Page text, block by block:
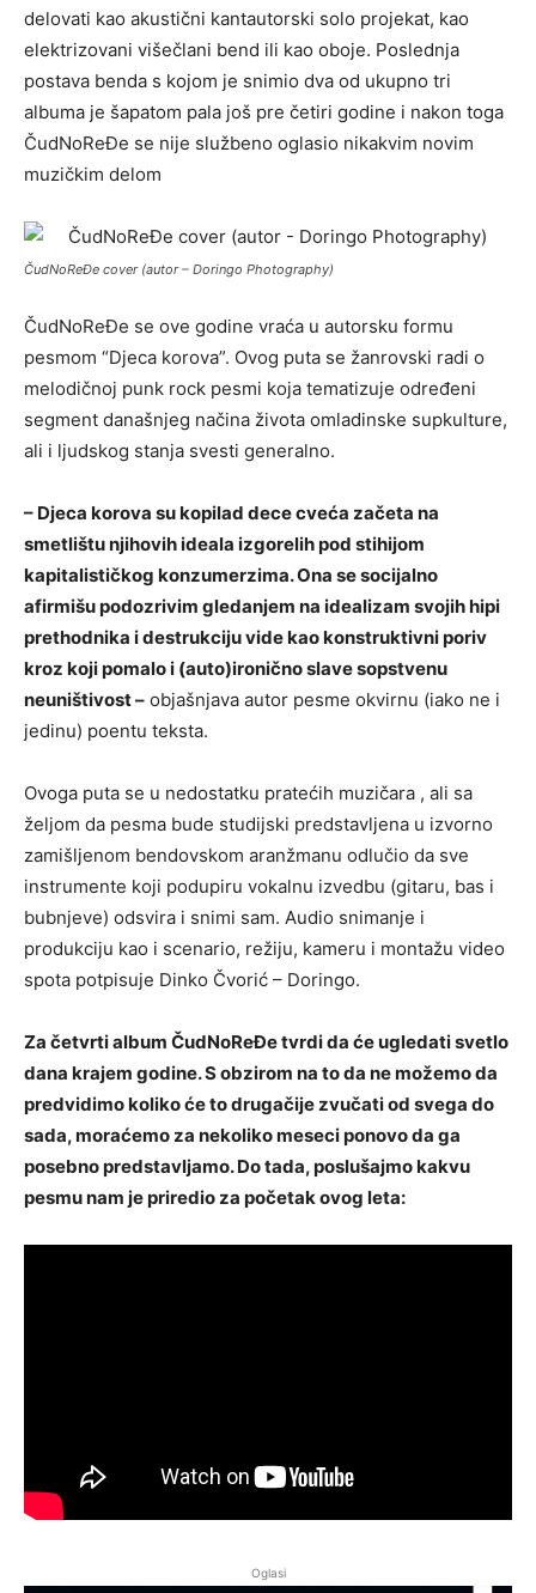
delovati kao akustični kantautorski solo projekat, kao
elektrizovani višečlani bend ili kao oboje. Poslednja
postava benda s kojom je snimio dva od ukupno tri
albuma je šapatom pala još pre četiri godine i nakon toga
ČudNoReĐe se nije službeno oglasio nikakvim novim
muzičkim delom
ČudNoReĐe cover (autor – Doringo Photography)
ČudNoReĐe se ove godine vraća u autorsku formu
pesmom “Djeca korova”. Ovog puta se žanrovski radi o
melodičnoj punk rock pesmi koja tematizuje određeni
segment današnjeg načina života omladinske supkulture,
ali i ljudskog stanja svesti generalno.
– Djeca korova su kopilad dece cveća začeta na
smetlištu njihovih ideala izgorelih pod stihijom
kapitalističkog konzumerzima. Ona se socijalno
afirmišu podozrivim gledanjem na idealizam svojih hipi
prethodnika i destrukciju vide kao konstruktivni poriv
kroz koji pomalo i (auto)ironično slave sopstvenu
neuništivost – objašnjava autor pesme okvirnu (iako ne i
jedinu) poentu teksta.
Ovoga puta se u nedostatku pratećih muzičara , ali sa
željom da pesma bude studijski predstavljena u izvorno
zamišljenom bendovskom aranžmanu odlučio da sve
instrumente koji podupiru vokalnu izvedbu (gitaru, bas i
bubnjeve) odsvira i snimi sam. Audio snimanje i
produkciju kao i scenario, režiju, kameru i montažu video
spota potpisuje Dinko Čvorić – Doringo.
Za četvrti album ČudNoReĐe tvrdi da će ugledati svetlo
dana krajem godine. S obzirom na to da ne možemo da
predvidimo koliko će to drugačije zvučati od svega do
sada, moraćemo za nekoliko meseci ponovo da ga
posebno predstavljamo. Do tada, poslušajmo kakvu
pesmu nam je priredio za početak ovog leta:
Oglasi